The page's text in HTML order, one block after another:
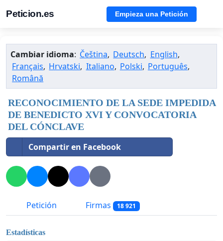
Peticion.es Empieza una Petición
Cambiar idioma: Čeština, Deutsch, English,
Français, Hrvatski, Italiano, Polski, Português,
Română
RECONOCIMIENTO DE LA SEDE IMPEDIDA
DE BENEDICTO XVI Y CONVOCATORIA
DEL CÓNCLAVE
Compartir en Facebook
Petición Firmas 18 921
Estadísticas